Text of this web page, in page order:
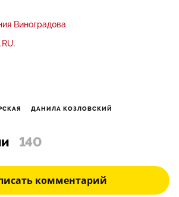
Виноградова
.
ДАНИЛА КОЗЛОВСКИЙ
140
комментарий